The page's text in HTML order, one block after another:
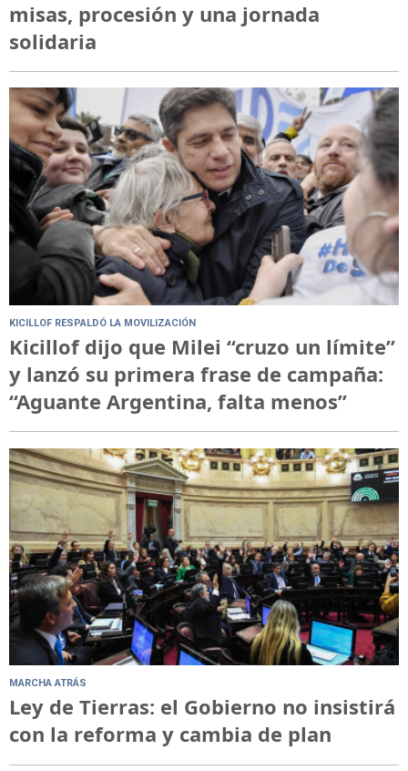
misas, procesión y una jornada
solidaria
KICILLOF RESPALDÓ LA MOVILIZACIÓN
Kicillof dijo que Milei “cruzo un límite”
y lanzó su primera frase de campaña:
“Aguante Argentina, falta menos”
MARCHA ATRÁS
Ley de Tierras: el Gobierno no insistirá
con la reforma y cambia de plan